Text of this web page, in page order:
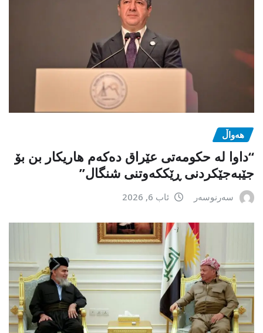
هەواڵ
“داوا لە حكومەتی عێراق دەكەم هاریكار بن بۆ
جێبەجێكردنی ڕێككەوتنی شنگال”
سەرنوسەر ئاب 6, 2026